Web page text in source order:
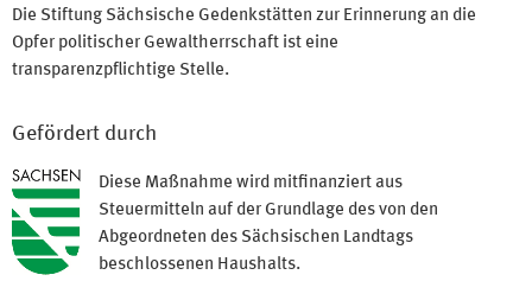
Die Stiftung Sächsische Gedenkstätten zur Erinnerung an die
Opfer politischer Gewaltherrschaft ist eine
transparenzpflichtige Stelle.
Gefördert durch
Diese Maßnahme wird mitfinanziert aus
Steuermitteln auf der Grundlage des von den
Abgeordneten des Sächsischen Landtags
beschlossenen Haushalts.